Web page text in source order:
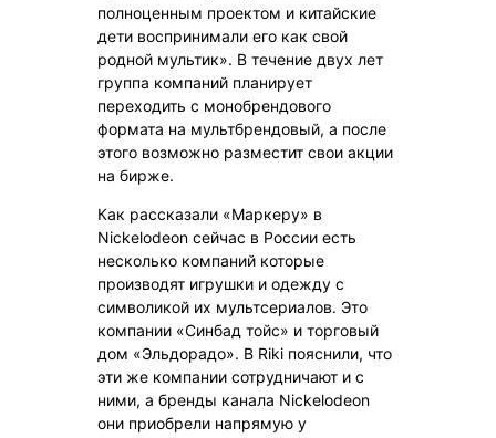
полноценным проектом и китайские
дети воспринимали его как свой
родной мультик». В течение двух лет
группа компаний планирует
переходить с монобрендового
формата на мультбрендовый, а после
этого возможно разместит свои акции
на бирже.
Как рассказали «Маркеру» в
Nickelodeon сейчас в России есть
несколько компаний которые
производят игрушки и одежду с
символикой их мультсериалов. Это
компании «Синбад тойс» и торговый
дом «Эльдорадо». В Riki пояснили, что
эти же компании сотрудничают и с
ними, а бренды канала Nickelodeon
они приобрели напрямую у